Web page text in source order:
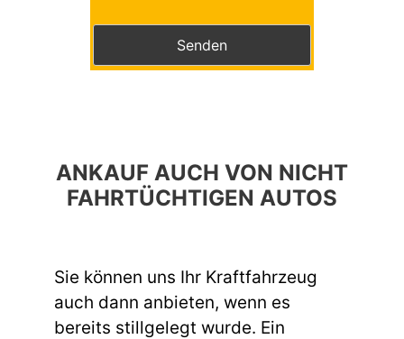
Bitte lasse dieses Feld leer.
ANKAUF AUCH VON NICHT
FAHRTÜCHTIGEN AUTOS
Sie können uns Ihr Kraftfahrzeug
auch dann anbieten, wenn es
bereits stillgelegt wurde. Ein